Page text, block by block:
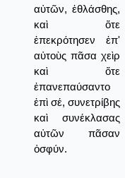
αὐτῶν, ἐθλάσθης,
καὶ ὅτε
ἐπεκρότησεν ἐπ'
αὐτοὺς πᾶσα χεὶρ
καὶ ὅτε
ἐπανεπαύσαντο
ἐπὶ σέ, συνετρίβης
καὶ συνέκλασας
αὐτῶν πᾶσαν
ὀσφύν.